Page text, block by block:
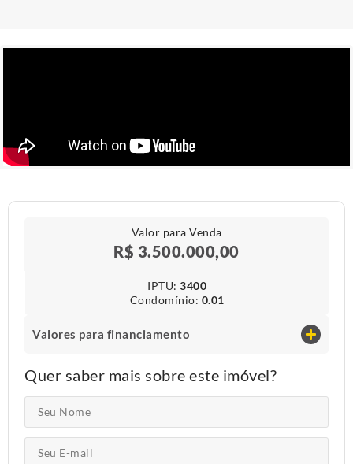
Valor para Venda
R$ 3.500.000,00
IPTU​: 3400
Condomínio​: 0.01
Valores para financiamento
Quer saber mais sobre este imóvel?